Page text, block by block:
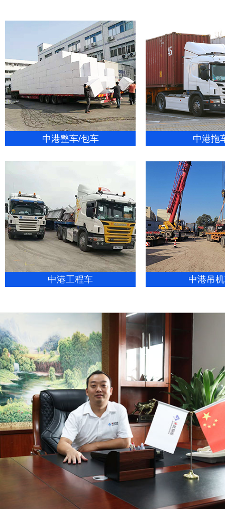
中港整车/包车 中港拖
中港工程车 中港吊